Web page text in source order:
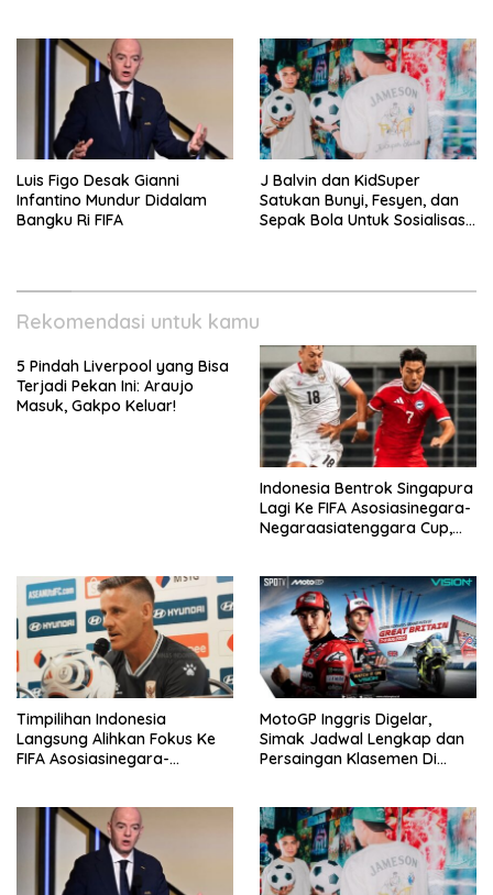
Luis Figo Desak Gianni
Infantino Mundur Didalam
Bangku Ri FIFA
J Balvin dan KidSuper
Satukan Bunyi, Fesyen, dan
Sepak Bola Untuk Sosialisasi
Rekomendasi untuk kamu
5 Pindah Liverpool yang Bisa
Terjadi Pekan Ini: Araujo
Masuk, Gakpo Keluar!
Indonesia Bentrok Singapura
Lagi Ke FIFA Asosiasinegara-
Negaraasiatenggara Cup,
Timpilihan Indonesia
Langsung Alihkan Fokus Ke
FIFA Asosiasinegara-
MotoGP Inggris Digelar,
Simak Jadwal Lengkap dan
Persaingan Klasemen Di